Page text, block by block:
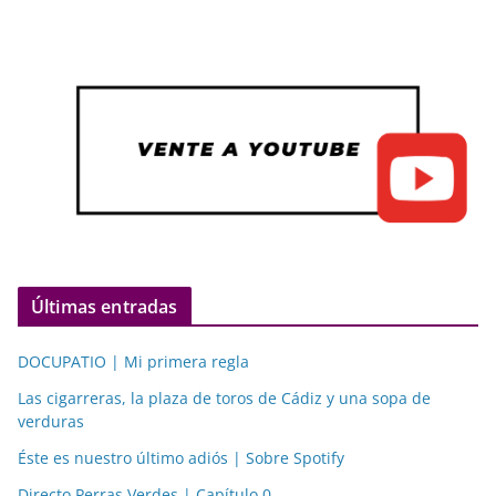
Últimas entradas
DOCUPATIO | Mi primera regla
Las cigarreras, la plaza de toros de Cádiz y una sopa de
verduras
Éste es nuestro último adiós | Sobre Spotify